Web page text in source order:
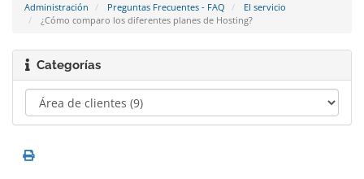
Administración Preguntas Frecuentes - FAQ
El servicio
¿Cómo comparo los diferentes planes de Hosting?
Categorías